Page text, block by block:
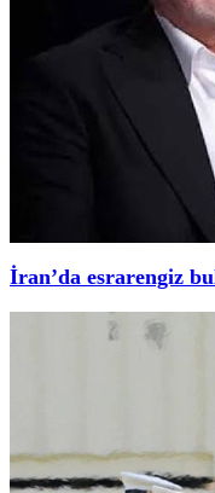
İran’da esrarengiz